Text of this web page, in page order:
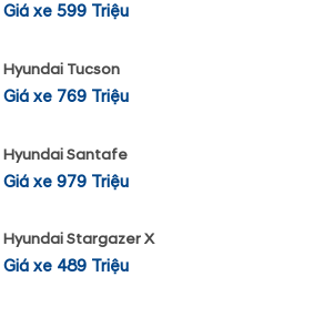
Giá xe 599 Triệu
Hyundai Tucson
Giá xe 769 Triệu
Hyundai Santafe
Giá xe 979 Triệu
Hyundai Stargazer X
Giá xe 489 Triệu